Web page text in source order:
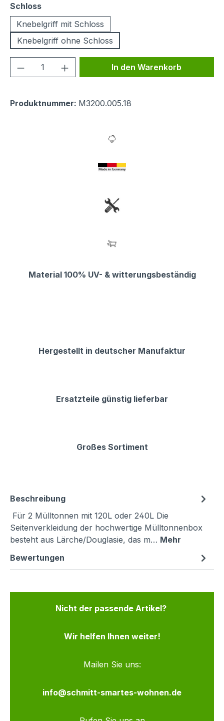
Schlossauswählen
Knebelgriff mit Schloss
Knebelgriff ohne Schloss
Produkt Anzahl: Gib denIn den Warenkorb
Produktnummer: M3200.005.18
Material 100% UV- & witterungsbeständig
Hergestellt in deutscher Manufaktur
Ersatzteile günstig lieferbar
Großes Sortiment
Beschreibung
Für 2 Mülltonnen mit 120L oder 240L Die
Seitenverkleidung der hochwertige Mülltonnenbox
besteht aus Lärche/Douglasie, das m… Mehr
Bewertungen
Nicht der passende Artikel?
Wir helfen Ihnen weiter!
Mailen Sie uns:
info@schmitt-smartes-wohnen.de